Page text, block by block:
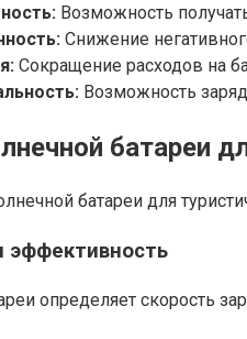
Возможность
Снижение
Сокращение расходов на
Возможность
батареи
батареи для
определяет скорость